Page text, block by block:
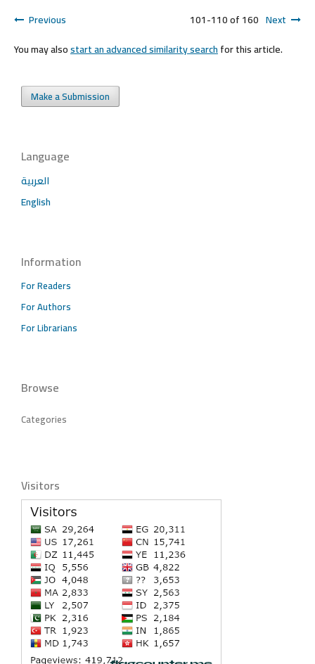
Previous
101-110 of 160 Next
You may alsostart an advanced similarity searchfor this article.
Make a Submission
Language
العربية
English
Information
For Readers
For Authors
For Librarians
Browse
Categories
Visitors